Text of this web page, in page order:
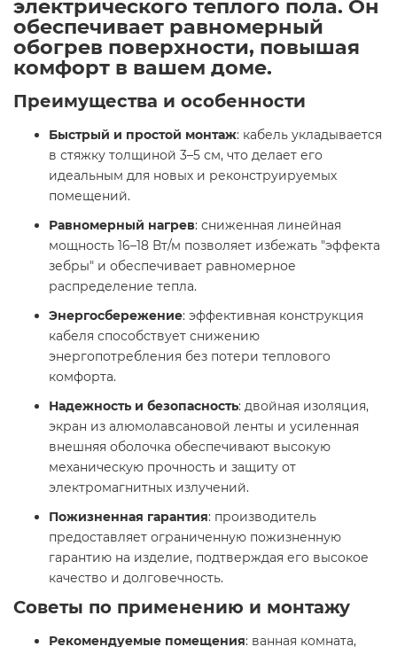
электрического теплого пола. Он
обеспечивает равномерный
обогрев поверхности, повышая
комфорт в вашем доме.​
Преимущества и особенности
Быстрый и простой монтаж: кабель укладывается
в стяжку толщиной 3–5 см, что делает его
идеальным для новых и реконструируемых
помещений.​
Равномерный нагрев: сниженная линейная
мощность 16–18 Вт/м позволяет избежать "эффекта
зебры" и обеспечивает равномерное
распределение тепла.​
Энергосбережение: эффективная конструкция
кабеля способствует снижению
энергопотребления без потери теплового
комфорта.​
Надежность и безопасность: двойная изоляция,
экран из алюмолавсановой ленты и усиленная
внешняя оболочка обеспечивают высокую
механическую прочность и защиту от
электромагнитных излучений.​
Пожизненная гарантия: производитель
предоставляет ограниченную пожизненную
гарантию на изделие, подтверждая его высокое
качество и долговечность.​
Советы по применению и монтажу
Рекомендуемые помещения: ванная комната,